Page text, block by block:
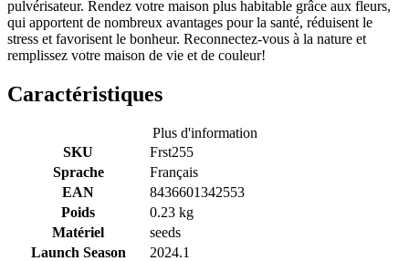
pulvérisateur. Rendez votre maison plus habitable grâce aux fleurs,
qui apportent de nombreux avantages pour la santé, réduisent le
stress et favorisent le bonheur. Reconnectez-vous à la nature et
remplissez votre maison de vie et de couleur!
Caractéristiques
Plus d'information
SKU
Frst255
Sprache
Français
EAN
8436601342553
Poids
0.23 kg
Matériel
seeds
Launch Season
2024.1